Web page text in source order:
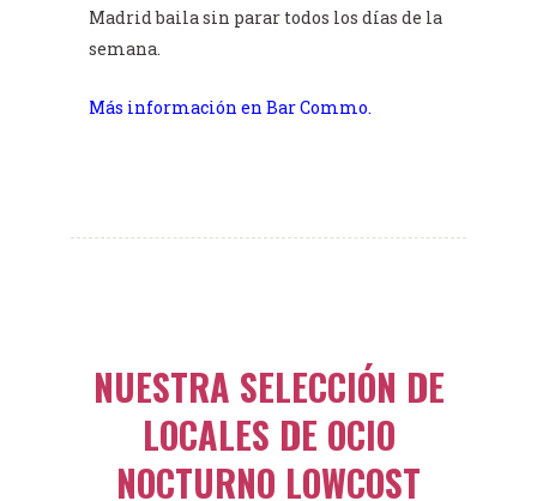
Madrid baila sin parar todos los días de la
semana.
Más información en Bar Commo.
NUESTRA SELECCIÓN DE
LOCALES DE OCIO
NOCTURNO LOWCOST